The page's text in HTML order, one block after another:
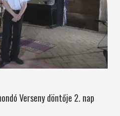
Verseny döntője 2. nap